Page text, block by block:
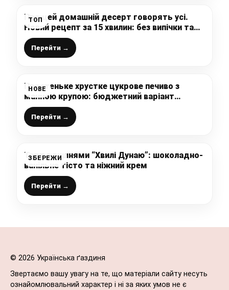
ТОП
Про цей домашній десерт говорять усі.
Новий рецепт за 15 хвилин: без випічки та
желатину
Перейти →
НОВЕ
Простеньке хрустке цукрове печиво з
манною крупою: бюджетний варіант
домашньої випічки до чаю, яке вам
сподобається і за простоту і за смак
Перейти →
ЗБЕРЕЖИ
Торт з вишнями “Хвилі Дунаю”: шоколадно-
ванільне тісто та ніжний крем
Перейти →
© 2026 Українська ґаздиня
Звертаємо вашу увагу на те, що матеріали сайту несуть
ознайомлювальний характер і ні за яких умов не є